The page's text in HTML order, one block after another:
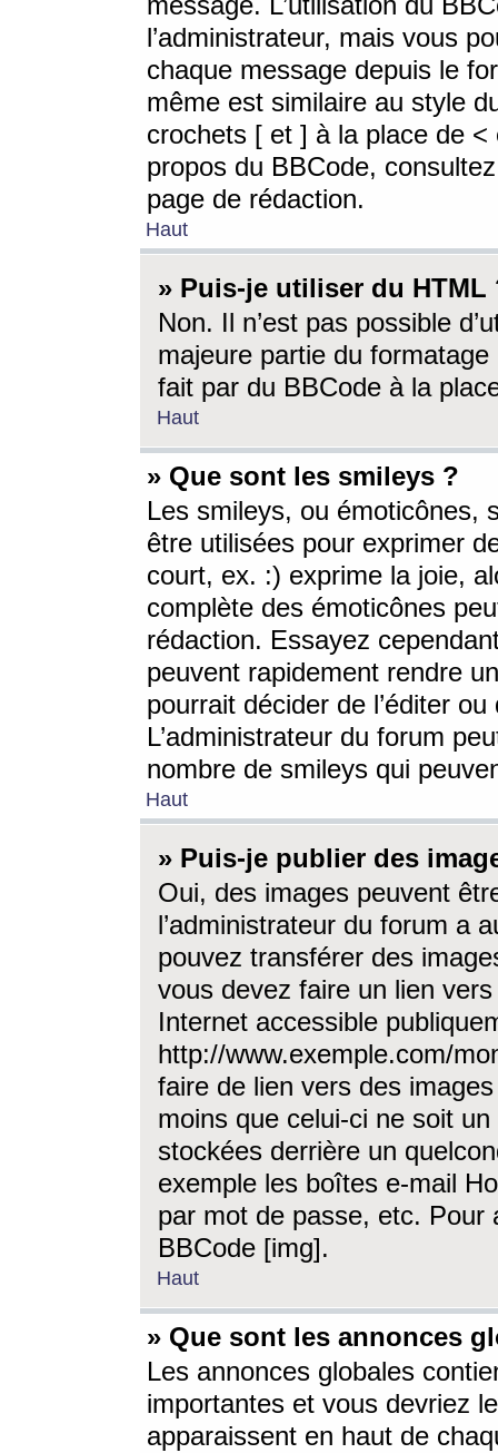
l’administrateur, mais vous
chaque message depuis le
même est similaire au style
crochets [ et ] à la place de <
propos du BBCode,
page de rédaction.
Haut
» Puis-je utiliser du HTML
Non. Il n’est pas possible
majeure partie du
fait par du BBCode à la
Haut
» Que sont les smileys ?
Les smileys, ou émoticônes,
être utilisées pour exprimer
court, ex. :) exprime la joie,
complète des émoticônes
rédaction. Essayez
peuvent rapidement rendre
pourrait décider de l’éditer
L’administrateur du forum
nombre de smileys qui
Haut
» Puis-je publier des
Oui, des images peuvent
l’administrateur du forum a
pouvez transférer des
vous devez faire un lien
Internet accessible
http://www.exemple.com/
faire de lien vers des
moins que celui-ci ne soit
stockées derrière un
exemple les boîtes e-mail
par mot de passe, etc. Pour
BBCode [img].
Haut
» Que sont les annonces
Les annonces globales
importantes et vous devriez
apparaissent en haut de